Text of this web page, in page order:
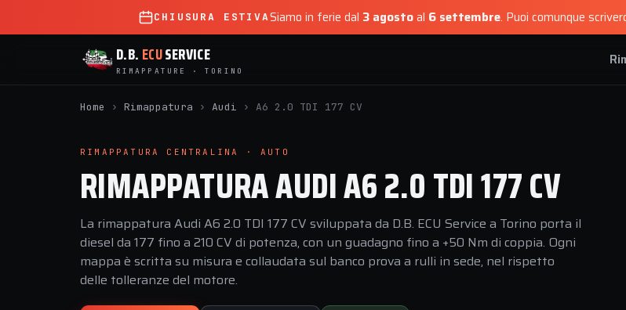
CHIUSURA ESTIVASiamo in ferie dal 3 agostoal 6 settembre. Puoi comunque
D.B. ECUSERVICE
RIMAPPATURE · TORINO
Home › Rimappatura › Audi › A6 2.0 TDI 177 CV
RIMAPPATURA CENTRALINA · AUTO
RIMAPPATURA AUDI A6 2.0 TDI 177 CV
La rimappatura Audi A6 2.0 TDI 177 CV sviluppata da D.B. ECU Service a Torino porta il
diesel da 177 fino a 210 CV di potenza, con un guadagno fino a +50 Nm di coppia. Ogni
mappa è scritta su misura e collaudata sul banco prova a rulli in sede, nel rispetto
delle tolleranze del motore.